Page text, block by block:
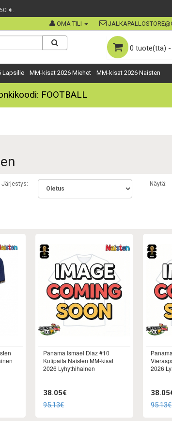
€.
OMA TILI
0 tuote(tta) -
Lapsille MM-kisat 2026 Miehet MM-kisat 2026 Naisten
FOOTBALL
Järjestys: Näytä:
Panama Ismael Diaz #10
Kotipaita Naisten MM-kisat
2026 Lyhythihainen
38.05€
95.13€
2026
95.13€